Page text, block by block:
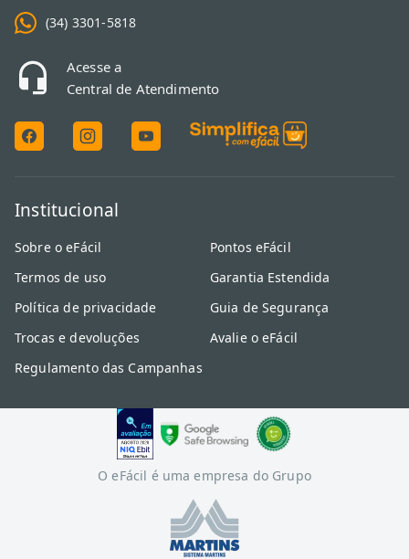
(34) 3301-5818
Acesse a
Central de Atendimento
Institucional
Sobre o eFácil
Termos de uso
Política de privacidade
Trocas e devoluções
Regulamento das Campanhas
Pontos eFácil
Garantia Estendida
Guia de Segurança
Avalie o eFácil
O eFácil é uma empresa do Grupo